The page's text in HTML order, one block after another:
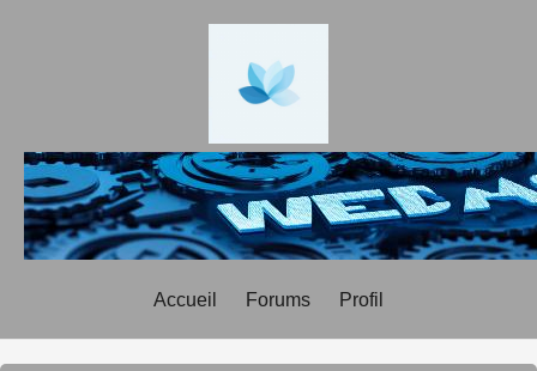
Accueil Forums Profil